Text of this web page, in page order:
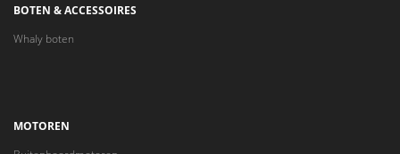
BOTEN & ACCESSOIRES
Whaly boten
MOTOREN